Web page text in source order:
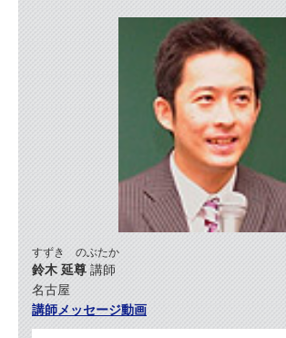
すずき のぶたか
鈴木 延尊 講師
名古屋
講師メッセージ動画